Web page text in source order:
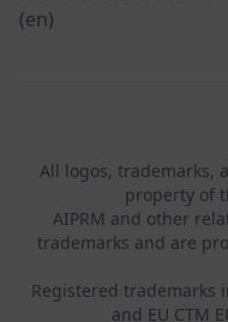
(en)
All logos, trademarks,
property of
AIPRM and other
trademarks and are
Registered trademarks
and EU CTM